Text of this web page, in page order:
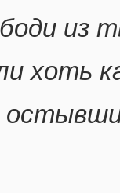
из
хоть